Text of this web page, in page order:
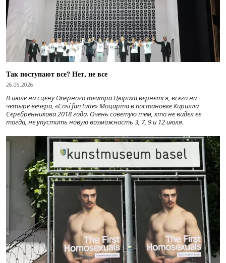
Так поступают все? Нет, не все
26.06.2026
В июле на сцену Оперного театра Цюриха вернется, всего на
четыре вечера, «Cosí fan tutte» Моцарта в постановке Кирилла
Серебренникова 2018 года. Очень советую тем, кто не видел ее
тогда, не упустить новую возможность 3, 7, 9 и 12 июля.